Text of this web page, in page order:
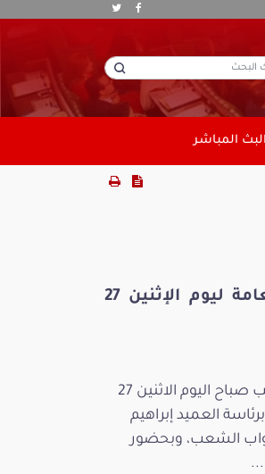
المباشر
ملخّص الجلسة العامة ليوم الإثنين 27
عقد مجلس نواب الشعب صباح اليوم الاثنين 27
برئاسة العميد إبراهيم
الشعب، وبحضور